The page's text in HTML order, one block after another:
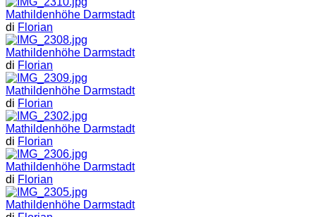
Mathildenhöhe Darmstadt
di Florian
Mathildenhöhe Darmstadt
di Florian
Mathildenhöhe Darmstadt
di Florian
Mathildenhöhe Darmstadt
di Florian
Mathildenhöhe Darmstadt
di Florian
Mathildenhöhe Darmstadt